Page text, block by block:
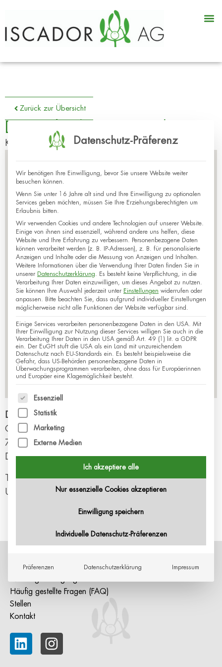
Zurück zur Übersicht
Dr. med. Christina Kessler
Kliniken Nagold Onkologisches Therapiezentrum
Dr. med. Christina Kessler
Ostendstr. 90
70188Stuttgart
Deutschland
Telefon:+49 711 997988310
URL:
https://az-ostend.de/
AGB|Impressum
Datenschutzerklärung
Häufig gestellte Fragen (FAQ)
Stellen
Kontakt
Datenschutz-Präferenz
Wir benötigen Ihre Einwilligung, bevor Sie unsere Website weiter
besuchen können.
Wenn Sie unter 16 Jahre alt sind und Ihre Einwilligung zu optionalen
Services geben möchten, müssen Sie Ihre Erziehungsberechtigten um
Erlaubnis bitten.
Wir verwenden Cookies und andere Technologien auf unserer Website.
Einige von ihnen sind essenziell, während andere uns helfen, diese
Website und Ihre Erfahrung zu verbessern.
Personenbezogene Daten
können verarbeitet werden (z. B. IP-Adressen), z. B. für personalisierte
Anzeigen und Inhalte oder die Messung von Anzeigen und Inhalten.
Weitere Informationen über die Verwendung Ihrer Daten finden Sie in
unserer Datenschutzerklärung
Es besteht keine Verpflichtung, in die
Verarbeitung Ihrer Daten einzuwilligen, um dieses Angebot zu nutzen.
Sie können Ihre Auswahl jederzeit unter Einstellungen widerrufen oder
anpassen.
Bitte beachten Sie, dass aufgrund individueller Einstellungen
möglicherweise nicht alle Funktionen der Website verfügbar sind.
Einige Services verarbeiten personenbezogene Daten in den USA. Mit
Ihrer Einwilligung zur Nutzung dieser Services willigen Sie auch in die
Verarbeitung Ihrer Daten in den USA gemäß Art. 49 (1) lit. a GDPR
ein. Der EuGH stuft die USA als ein Land mit unzureichendem
Datenschutz nach EU-Standards ein. Es besteht beispielsweise die
Gefahr, dass US-Behörden personenbezogene Daten in
Überwachungsprogrammen verarbeiten, ohne dass für Europäerinnen
und Europäer eine Klagemöglichkeit besteht.
Es folgt eine Liste der Service-Gruppen, für die
Essenziell
Statistik
Marketing
Externe Medien
Ich akzeptiere alle
Nur essenzielle Cookies akzeptieren
Einwilligung speichern
Individuelle Datenschutz-Präferenzen
Präferenzen Datenschutzerklärung Impressum